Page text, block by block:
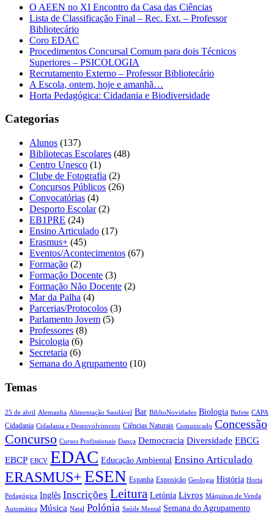
O AEEN no XI Encontro da Casa das Ciências
Lista de Classificação Final – Rec. Ext. – Professor
Bibliotecário
Coro EDAC
Procedimentos Concursal Comum para dois Técnicos
Superiores – PSICOLOGIA
Recrutamento Externo – Professor Bibliotecário
A Escola, ontem, hoje e amanhã…
Horta Pedagógica: Cidadania e Biodiversidade
Categorias
Alunos (137)
Bibliotecas Escolares (48)
Centro Unesco (1)
Clube de Fotografia (2)
Concursos Públicos (26)
Convocatórias (4)
Desporto Escolar(2)
EB1PRE (24)
Ensino Articulado (17)
Erasmus+ (45)
Eventos/Acontecimentos (67)
Formação (2)
Formação Docente (3)
Formação Não Docente (2)
Mar da Palha (4)
Parcerias/Protocolos (3)
Parlamento Jovem (5)
Professores (8)
Psicologia (6)
Secretaria (6)
Semana do Agrupamento (10)
Temas
25 de abril Alemanha Alimentação Saudável Bar BiblioNovidades Biologia Bufete CAPA
Cidadania Cidadania e Desenvolvimento Ciências Naturais Comunicado Concessão
Concurso Cursos Profissionais Dança Democracia Diversidade EBCG
EBCP EBCV EDAC Educação Ambiental Ensino Articulado
ERASMUS+ESEN Espanha Exposição Geologia História Horta
Pedagógica Inglês Inscrições Leitura Letónia Livros Máquinas de Venda
Automática Música Natal Polónia Saúde Mental Semana do Agrupamento